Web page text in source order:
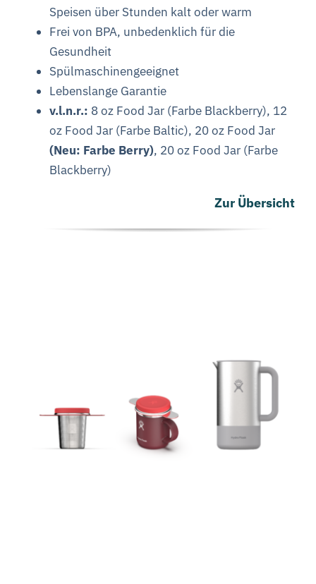
Speisen über Stunden kalt oder warm
Frei von BPA, unbedenklich für die
Gesundheit
Spülmaschinengeeignet
Lebenslange Garantie
v.l.n.r.: 8 oz Food Jar (Farbe Blackberry), 12
oz Food Jar (Farbe Baltic), 20 oz Food Jar
(Neu: Farbe Berry), 20 oz Food Jar (Farbe
Blackberry)
Zur Übersicht